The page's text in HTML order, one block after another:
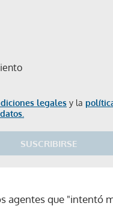
legales y la
SUSCRIBIRSE
agentes que "intentó